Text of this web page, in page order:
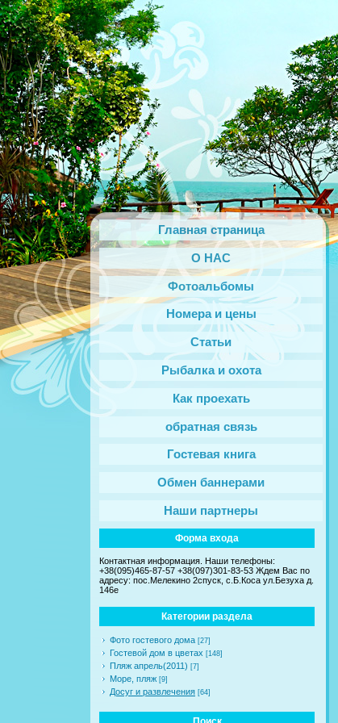
Главная страница
О НАС
Фотоальбомы
Номера и цены
Статьи
Рыбалка и охота
Как проехать
обратная связь
Гостевая книга
Обмен баннерами
Наши партнеры
Форма входа
Контактная информация. Наши телефоны:
+38(095)465-87-57 +38(097)301-83-53 Ждем Вас по
адресу: пос.Мелекино 2спуск, c.Б.Коса ул.Безуха д.
146е
Категории раздела
Фото гостевого дома [27]
Гостевой дом в цветах [148]
Пляж апрель(2011) [7]
Море, пляж [9]
Досуг и развлечения [64]